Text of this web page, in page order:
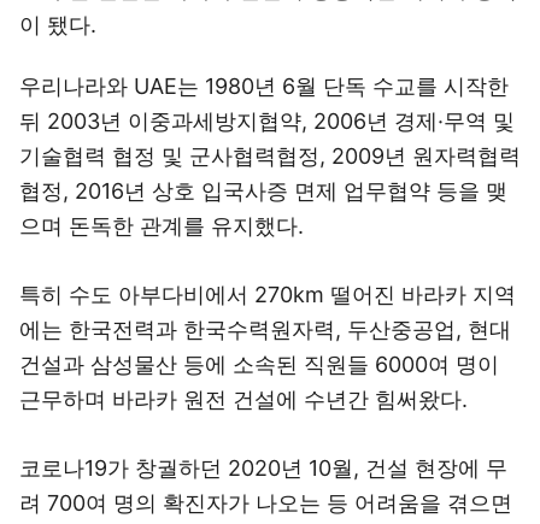
이 됐다.
우리나라와 UAE는 1980년 6월 단독 수교를 시작한
뒤 2003년 이중과세방지협약, 2006년 경제·무역 및
기술협력 협정 및 군사협력협정, 2009년 원자력협력
협정, 2016년 상호 입국사증 면제 업무협약 등을 맺
으며 돈독한 관계를 유지했다.
특히 수도 아부다비에서 270km 떨어진 바라카 지역
에는 한국전력과 한국수력원자력, 두산중공업, 현대
건설과 삼성물산 등에 소속된 직원들 6000여 명이
근무하며 바라카 원전 건설에 수년간 힘써왔다.
코로나19가 창궐하던 2020년 10월, 건설 현장에 무
려 700여 명의 확진자가 나오는 등 어려움을 겪으면